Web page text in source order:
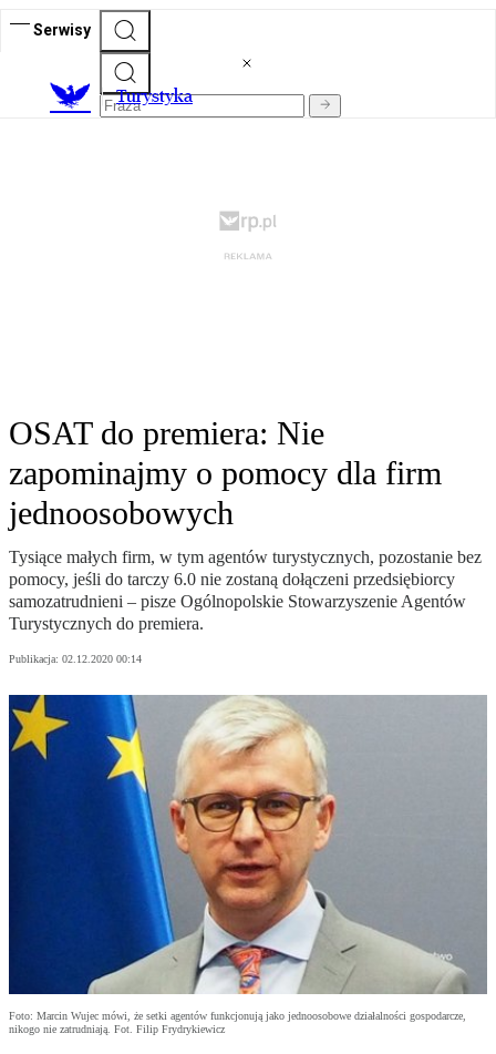
Serwisy
Turystyka
OSAT do premiera: Nie
zapominajmy o pomocy dla firm
jednoosobowych
Tysiące małych firm, w tym agentów turystycznych, pozostanie bez
pomocy, jeśli do tarczy 6.0 nie zostaną dołączeni przedsiębiorcy
samozatrudnieni – pisze Ogólnopolskie Stowarzyszenie Agentów
Turystycznych do premiera.
Publikacja: 02.12.2020 00:14
Foto: Marcin Wujec mówi, że setki agentów funkcjonują jako jednoosobowe działalności gospodarcze,
nikogo nie zatrudniają. Fot. Filip Frydrykiewicz